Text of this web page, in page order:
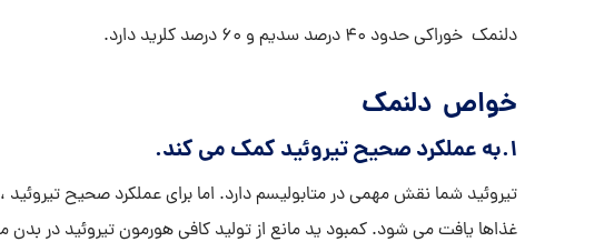
دلنمک خوراکی حدود 40 درصد سدیم و 60 درصد کلرید دارد.
خواص دلنمک
1.به عملکرد صحیح تیروئید کمک می کند.
تیروئید شما نقش مهمی در متابولیسم دارد. اما برای عملکرد صحیح تیروئید
غذاها یافت می شود. کمبود ید مانع از تولید کافی هورمون تیروئید در